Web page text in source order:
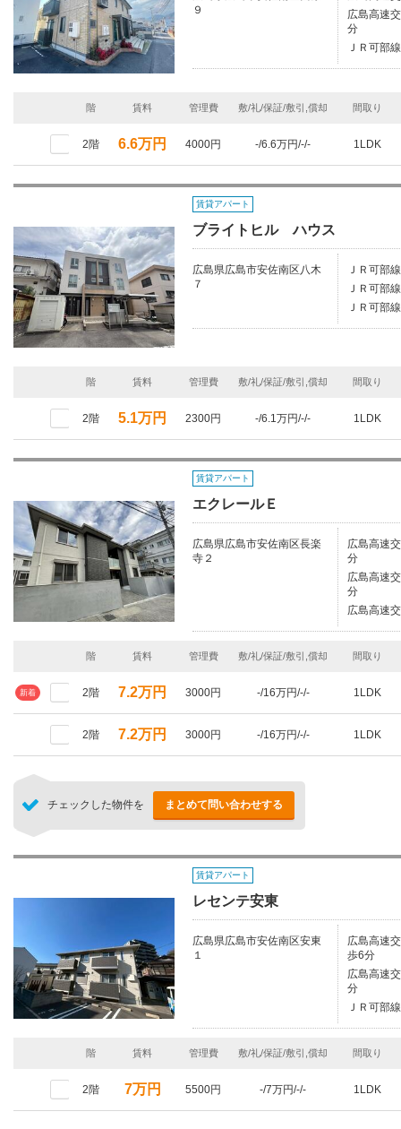
９
広島高速
分
ＪＲ可部
階 賃料 管理費 敷/礼/保証/敷引,償却 間取り
2階 6.6万円 4000円 -/6.6万円/-/- 1LDK
賃貸アパート
ブライトヒル ハウス
広島県広島市安佐南区八木
７
ＪＲ可部
ＪＲ可部
ＪＲ可部
階 賃料 管理費 敷/礼/保証/敷引,償却 間取り
2階 5.1万円 2300円 -/6.1万円/-/- 1LDK
賃貸アパート
エクレールＥ
広島県広島市安佐南区長楽
寺２
広島高速
分
広島高速
分
広島高速
階 賃料 管理費 敷/礼/保証/敷引,償却 間取り
新着 2階 7.2万円 3000円 -/16万円/-/- 1LDK
2階 7.2万円 3000円 -/16万円/-/- 1LDK
チェックした物件を まとめて問い合わせする
賃貸アパート
レセンテ安東
広島県広島市安佐南区安東
１
広島高速
歩6分
広島高速
分
ＪＲ可部
階 賃料 管理費 敷/礼/保証/敷引,償却 間取り
2階 7万円 5500円 -/7万円/-/- 1LDK